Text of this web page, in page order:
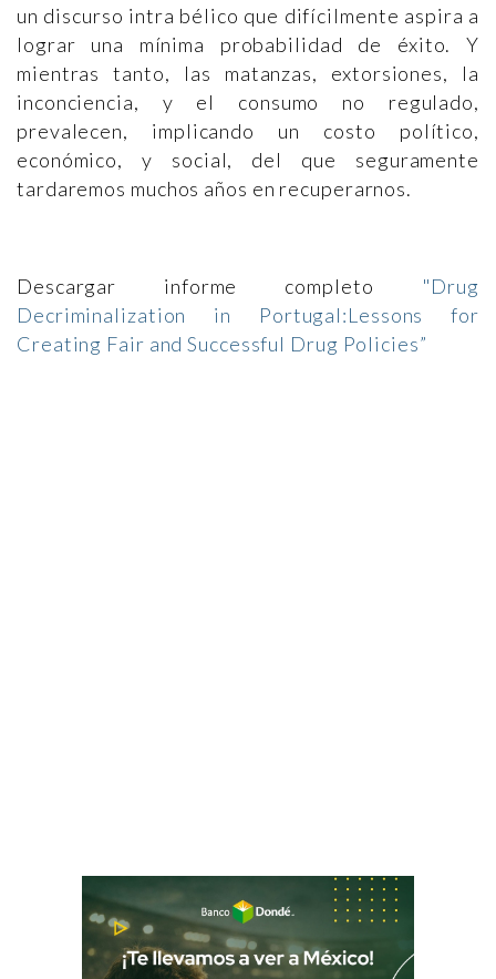
un discurso intra bélico que difícilmente aspira a
lograr una mínima probabilidad de éxito. Y
mientras tanto, las matanzas, extorsiones, la
inconciencia, y el consumo no regulado,
prevalecen, implicando un costo político,
económico, y social, del que seguramente
tardaremos muchos años en recuperarnos.
Descargar informe completo
"Drug
Decriminalization in Portugal:Lessons for
Creating Fair and Successful Drug Policies”